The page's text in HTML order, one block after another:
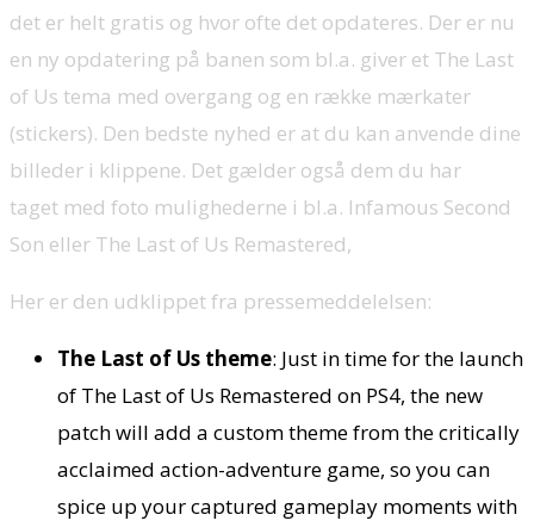
det er helt gratis og hvor ofte det opdateres. Der er nu
en ny opdatering på banen som bl.a. giver et The Last
of Us tema med overgang og en række mærkater
(stickers). Den bedste nyhed er at du kan anvende dine
billeder i klippene. Det gælder også dem du har
taget med foto mulighederne i bl.a. Infamous Second
Son eller The Last of Us Remastered,
Her er den udklippet fra pressemeddelelsen:
The Last of Us theme: Just in time for the launch
of The Last of Us Remastered on PS4, the new
patch will add a custom theme from the critically
acclaimed action-adventure game, so you can
spice up your captured gameplay moments with